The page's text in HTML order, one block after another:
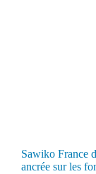
Sawiko France
ancrée sur les